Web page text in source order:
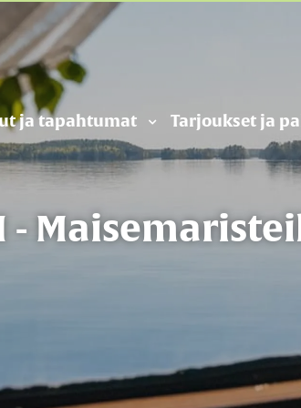
ja tapahtumat Tarjoukset ja
-